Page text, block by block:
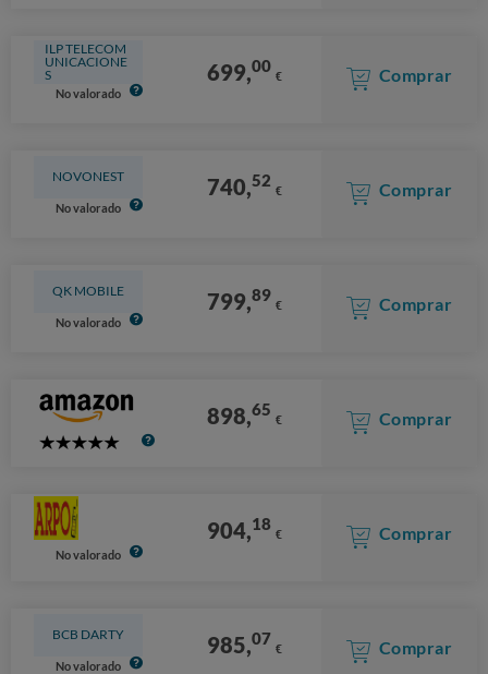
ILP TELECOM
UNICACIONE
S
No valorado
699,00 € Comprar
NOVONEST
No valorado
740,52 € Comprar
QK MOBILE
No valorado
799,89 € Comprar
5
898,65 € Comprar
No valorado
904,18 € Comprar
BCB DARTY
No valorado
985,07 € Comprar